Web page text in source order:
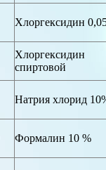
Хлоргексидин
спиртовой
Натрия хлорид
Формалин 10 %